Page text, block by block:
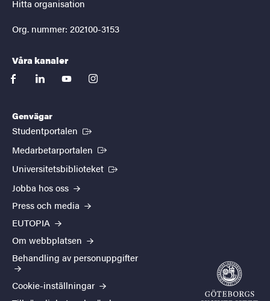
Hitta organisation
Org. nummer: 202100-3153
Våra kanaler
facebooklinkedinyoutubeinstagram
Genvägar
Studentportalen (Extern länk)
Medarbetarportalen (Extern länk)
Universitetsbiblioteket (Extern länk)
Jobba hos oss
Press och media
EUTOPIA
Om webbplatsen
Behandling av personuppgifter
Cookie-inställningar